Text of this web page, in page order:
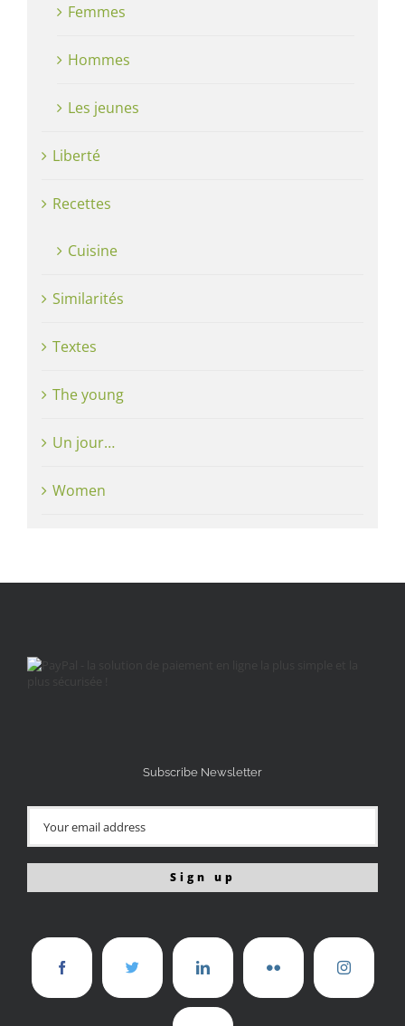
Femmes
Hommes
Les jeunes
Liberté
Recettes
Cuisine
Similarités
Textes
The young
Un jour…
Women
Subscribe Newsletter